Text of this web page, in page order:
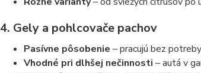
4. Gely a pohlcovače pachov
Pasívne pôsobenie – pracujú bez
Vhodné pri dlhšej nečinnosti – autá v